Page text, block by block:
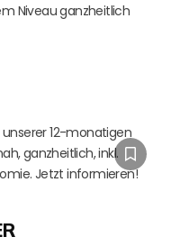
Niveau ganzheitlich